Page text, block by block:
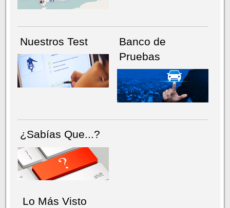
Nuestros Test
Banco de
Pruebas
¿Sabías Que...?
Lo Más Visto